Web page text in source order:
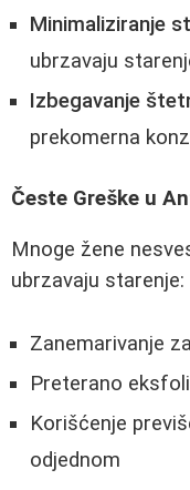
Minimaliziranje
ubrzavaju
Izbegavanje
prekomerna
Česte Greške u
Mnoge žene
ubrzavaju starenje:
Zanemarivanje
Preterano
Korišćenje
odjednom